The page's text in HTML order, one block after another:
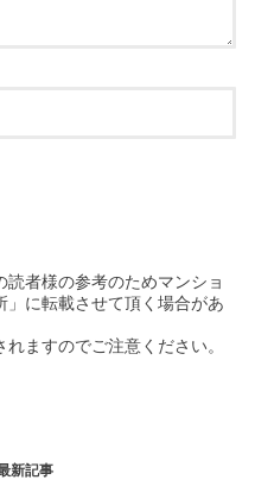
者様の参考のためマンショ
」に転載させて頂く場合があ
ますのでご注意ください。
新記事